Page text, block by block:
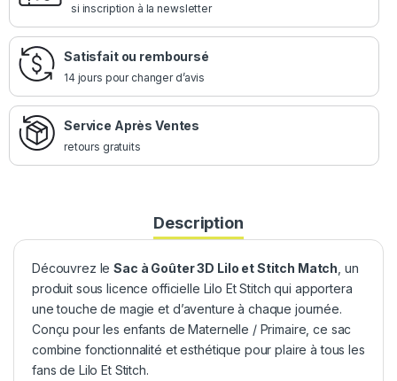
si inscription à la newsletter
Satisfait ou remboursé
14 jours pour changer d’avis
Service Après Ventes
retours gratuits
Description
Découvrez leSac à Goûter 3D Lilo et Stitch Match , un
produit sous licence officielle Lilo Et Stitch qui apportera
une touche de magie et d’aventure à chaque journée.
Conçu pour les enfants de Maternelle / Primaire, ce sac
combine fonctionnalité et esthétique pour plaire à tous les
fans de Lilo Et Stitch.